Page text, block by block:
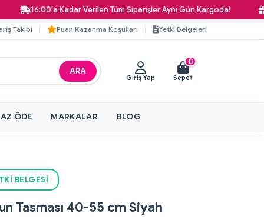
16:00'a Kadar Verilen Tüm Siparişler Aynı Gün Kargoda! 740
Takibi Puan Kazanma Koşulları Yetki Belgeleri
ARA
Giriş Yap
0
Sepet
ÖDE MARKALAR BLOG
BELGESI
Tasması 40-55 cm Siyah